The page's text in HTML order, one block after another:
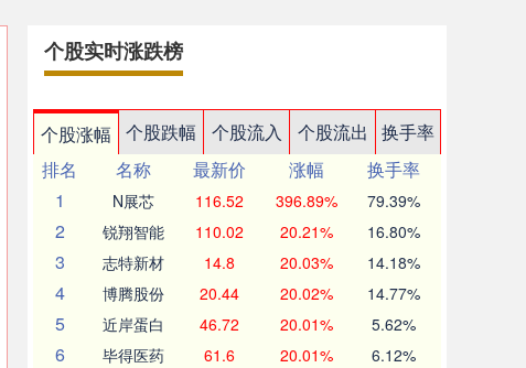
个股实时涨跌榜
个股涨幅 个股跌幅 个股流入 个股流出
换手率
排名
名称 最新价 涨幅
换手率
1
N展芯 116.52 396.89% 79.39%
2 锐翔智能 110.02 20.21% 16.80%
3 志特新材 14.8 20.03% 14.18%
4 博腾股份 20.44 20.02% 14.77%
5 近岸蛋白 46.72 20.01% 5.62%
6 毕得医药 61.6 20.01% 6.12%